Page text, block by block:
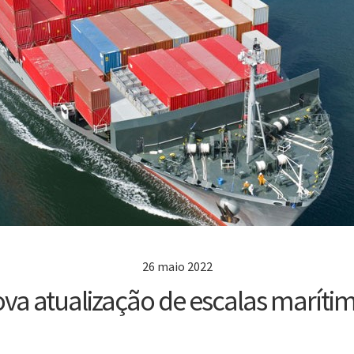
26 maio 2022
atualização de escalas